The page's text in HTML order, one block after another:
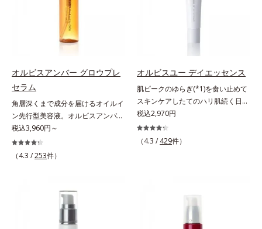
クロヘキサンジカルボン酸ビスエト
キシジグリコール（保湿）＜使用量
目安＞パール1粒程度＜ご使用ステ
ップ＞洗顔料 ⇒ 化粧水 ⇒ ザ リン
の使用回数＞通常サイズ：約90回
（1.5ヵ月程度）ラージサイズ：約
180回（3ヵ月程度）各商品の詳し
い情報は商品ページをご覧くださ
い。・BEAUTY夏祭りは、こちら
クスパンテノールW）」を配合。シ
ミの原因になると考えられる“メラ
ニンの塊”を居座らせない(*1)、粉砕
と排出サポート(*5)の2ステップで
カスを防ぎます。さらに、「アルテ
アネスレ(*6)」を配合し、うるおい
に満ちた自分本来の澄み渡るような
透明感を目指します。手に取った
時、なじませた時、後肌、と3段階
に変化するテクスチャーは、肌にす
ばやくなじみ、毎日の美白ケアを楽
しくする使いごこちを叶えました。
ールW*3 これからできるシミのこ
と*4 うるおいによる透明感のある
メラニンの塊を微細化すること*6
毛穴約1/1000ナノサイズの極小カ
プセルの表面は肌になじみやすい構
造(*4)。内包した美容成分(*5)の浸
透をサポートし、角層すみずみをう
るおいで満たします。さらに“うる
おいの通り道”を作って化粧水のな
じみ感をUP。化粧水前に使うこと
で、普段の化粧水の手ごたえをより
実感できる、しっとり整った肌状態
へ。化粧水前に2プッシュ使うだけ
で、うるおいのすき間にぐんぐん入
り込み、うるおいで満ち満ちたハリ
合わせが初（2023年4月 Mintel社デ
ータベースによる当社調べ）*2 う
オルビスアンバー グロウプレ
セラム
角層深くまで成分を届けるオイルイ
ン先行型美容液。オルビスアンバー
は、いつも⾃然体で美しくありたい
と願う⼤⼈世代に寄り添うブランド
です。年齢印象研究に基づいた肌サ
手軽なお手入れで賢いケアを。ライ
フスタイルになじむ、若々しい印象
ビスアンバー グロウプレセラムオ
税込3,960円～
（4.3 /253件）
オルビスユー デイエッセンス
肌ピークのゆらぎ(*1)を食い止めて
スキンケアしたてのハリ肌続く日中
用美容液。起床直後にピークを迎
え、夕方から夜にかけて徐々にダウ
ンするハリのバイオリズムに着目し
して、うるおいをキープ。さらに紫
外線・近赤外線・大気汚染(*3)をカ
ットする成分を配合しており、外的
税込2,970円
（4.3 / 429件）